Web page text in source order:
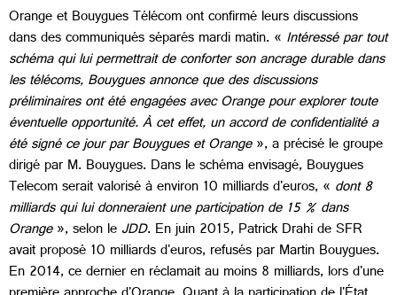
OrangeetBouyguesTélécom ont confirmé leurs discussions
dans des communiqués séparés mardi matin. « Intéressé par tout
schéma qui lui permettrait de conforter son ancrage durable dans
les télécoms, Bouygues annonce que des discussions
préliminaires ont été engagées avec Orange pour explorer toute
éventuelle opportunité. À cet effet, un accord de confidentialité a
été signé ce jour par Bouygues et Orange», a précisé le groupe
dirigé par M. Bouygues.Dans le schéma envisagé, Bouygues
Telecom serait valorisé à environ 10 milliards d'euros, « dont 8
milliards qui lui donneraient une participation de 15 % dans
Orange», selon leJDD. En juin 2015, Patrick Drahi de SFR
avait proposé 10 milliards d'euros, refusés par Martin Bouygues.
En 2014, ce dernier en réclamait au moins 8 milliards, lors d'une